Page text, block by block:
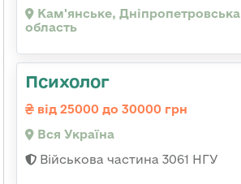
Кам'янське, Дніпропетровська
область
Психолог
від 25000 до 30000 грн
Вся Україна
Військова частина 3061 НГУ